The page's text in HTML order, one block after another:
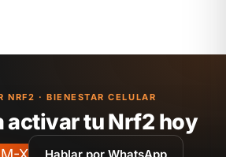
NRF2 · BIENESTAR CELULAR
activar tu Nrf2 hoy